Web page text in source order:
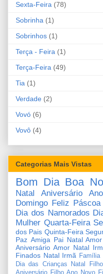
Sexta-Feira (78)
Sobrinha (1)
Sobrinhos (1)
Terça - Feira (1)
Terça-Feira (49)
Tia (1)
Verdade (2)
Vovó (6)
Vovô (4)
Categorias Mais Vistas
Bom Dia Boa
Natal Aniversário
Domingo Feliz Páscoa
Dia dos Namorados
Mulher Quarta-Feira
dos Pais Quinta-Feira
Paz Amiga Pai Natal Amor
Aniversário Amor Natal
Finados Natal Irmã Família
Dia das Crianças
Natal Filho
Aniversário Filho Ano Novo